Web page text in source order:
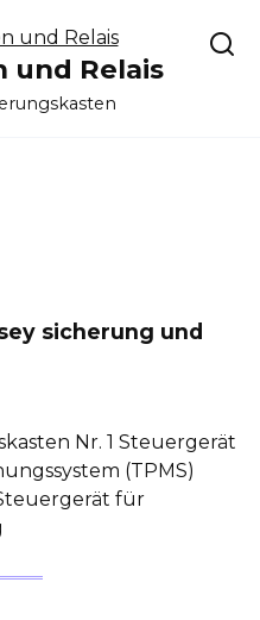
und Relais
sicherung und
Nr. 1 Steuergerät
(TPMS)
für